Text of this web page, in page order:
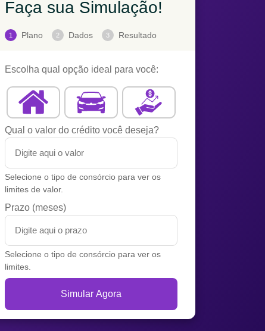
Faça sua Simulação!
1 Plano 2 Dados 3 Resultado
Escolha qual opção ideal para você:
Qual o valor do crédito você deseja?
Selecione o tipo de consórcio para ver os
limites de valor.
Prazo (meses)
Selecione o tipo de consórcio para ver os
limites.
Simular Agora